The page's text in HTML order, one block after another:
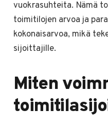
vuokrasuhteita. Nämä
toimitilojen arvoa ja
kokonaisarvoa, mikä
sijoittajille.
Miten